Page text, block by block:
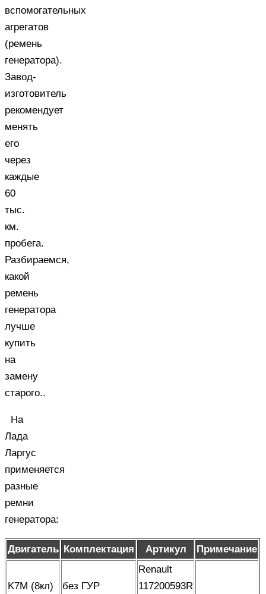
вспомогательных
агрегатов
(ремень
генератора).
Завод-
изготовитель
рекомендует
менять
его
через
каждые
60
тыс.
км.
пробега.
Разбираемся,
какой
ремень
генератора
лучше
купить
на
замену
старого..
На
Лада
Ларгус
применяется
разные
ремни
генератора:
Двигатель Комплектация Артикул Примечание
K7M (8кл) без ГУР
Renault
117200593R